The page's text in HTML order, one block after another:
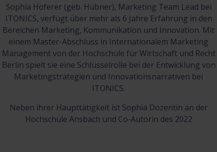
Sophia Hoferer (geb. Hübner), Marketing Team Lead bei
ITONICS, verfügt über mehr als 6 Jahre Erfahrung in den
Bereichen Marketing, Kommunikation und Innovation. Mit
einem Master-Abschluss in Internationalem Marketing
Management von der Hochschule für Wirtschaft und Recht
Berlin spielt sie eine Schlüsselrolle bei der Entwicklung von
Marketingstrategien und Innovationsnarrativen bei
ITONICS.
Neben ihrer Haupttätigkeit ist Sophia Dozentin an der
Hochschule Ansbach und Co-Autorin des 2022